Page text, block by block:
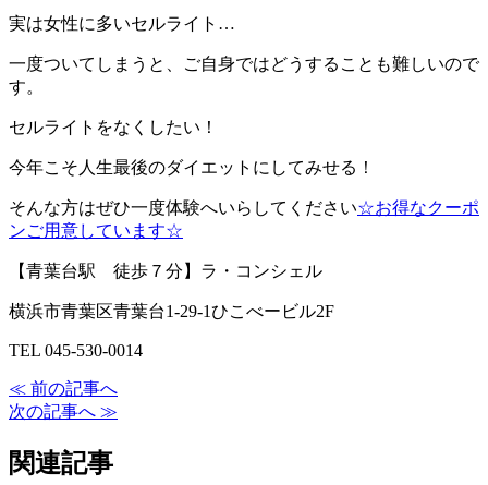
実は女性に多いセルライト…
一度ついてしまうと、ご自身ではどうすることも難しいので
す。
セルライトをなくしたい！
今年こそ人生最後のダイエットにしてみせる！
そんな方はぜひ一度体験へいらしてください☆お得なクーポ
ンご用意しています☆
【青葉台駅 徒歩７分】ラ・コンシェル
横浜市青葉区青葉台1-29-1ひこべービル2F
TEL 045-530-0014
≪ 前の記事へ
次の記事へ ≫
関連記事